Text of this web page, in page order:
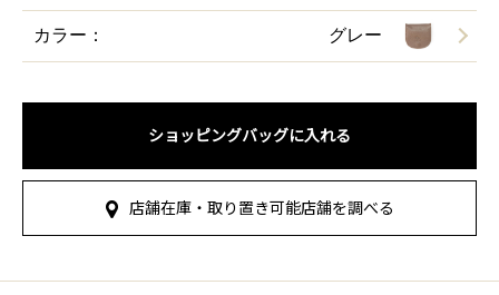
カラー： グレー
ショッピングバッグに入れる
店舗在庫・取り置き可能店舗を調べる